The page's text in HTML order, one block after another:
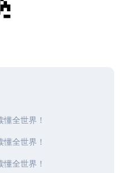
全世界！
全世界！
全世界！